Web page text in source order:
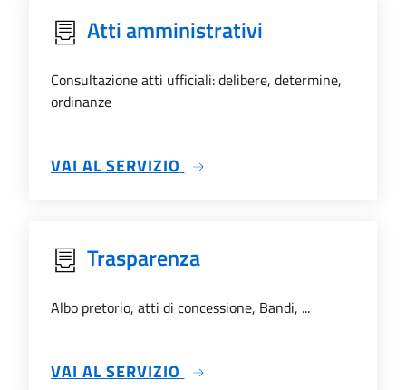
Atti amministrativi
Consultazione atti ufficiali: delibere, determine,
ordinanze
VAI AL SERVIZIO SU ATTI AMMINISTRATIVI
Trasparenza
Albo pretorio, atti di concessione, Bandi, ...
VAI AL SERVIZIO SU TRASPARENZA